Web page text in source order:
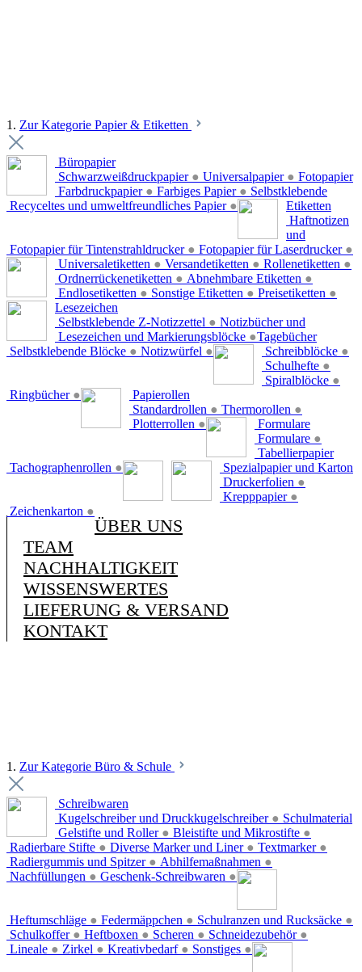
1. Zur Kategorie Papier & Etiketten
Büropapier
Schwarzweißdruckpapier ● Universalpapier ●
Farbdruckpapier ● Farbiges Papier ●
Recyceltes und umweltfreundliches Papier ●
Fotopapier
Fotopapier für Tintenstrahldrucker ● Fotopapier für Laserdrucker ●
Selbstklebende
Etiketten
Universaletiketten ● Versandetiketten ● Rollenetiketten ●
Ordnerrückenetiketten ● Abnehmbare Etiketten ●
Endlosetiketten ● Sonstige Etiketten ● Preisetiketten ●
Haftnotizen
und
Lesezeichen
Selbstklebende Z-Notizzettel ●
Lesezeichen und Markierungsblöcke ●
Selbstklebende Blöcke ● Notizwürfel ●
Notizbücher und
Tagebücher
Schreibblöcke ●
Schulhefte ●
Spiralblöcke ●
Ringbücher ●
Papierollen
Standardrollen ● Thermorollen ●
Plotterrollen ●
Formulare
Formulare ●
Tachographenrollen ●
Tabellierpapier
Spezialpapier und Karton
Druckerfolien ●
Krepppapier ●
Zeichenkarton ●
ÜBER UNS
TEAM
NACHHALTIGKEIT
WISSENSWERTES
LIEFERUNG & VERSAND
KONTAKT
1. Zur Kategorie Büro & Schule
Schreibwaren
Kugelschreiber und Druckkugelschreiber ●
Gelstifte und Roller ● Bleistifte und Mikrostifte ●
Radierbare Stifte ● Diverse Marker und Liner ● Textmarker ●
Radiergummis und Spitzer ● Abhilfemaßnahmen ●
Nachfüllungen ● Geschenk-Schreibwaren ●
Schulmaterial
Heftumschläge ● Federmäppchen ● Schulranzen und Rucksäcke ●
Schulkoffer ● Heftboxen ● Scheren ● Schneidezubehör ●
Lineale ● Zirkel ● Kreativbedarf ● Sonstiges ●